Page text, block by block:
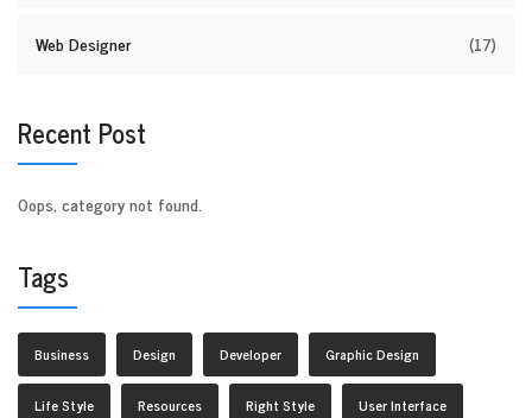
Web Designer (17)
Recent Post
Oops, category not found.
Tags
Business Design Developer Graphic Design
Life Style Resources Right Style User Interface